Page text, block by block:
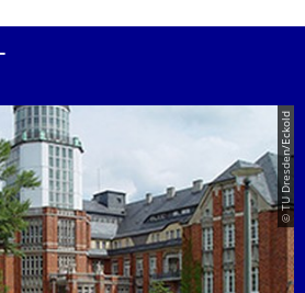
© TU Dresden/Eckold